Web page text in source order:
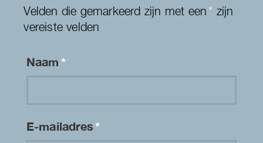
Velden die gemarkeerd zijn met een* zijn
vereiste velden
Naam*
E-mailadres*